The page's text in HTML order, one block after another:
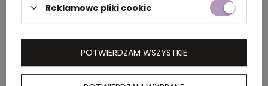
zewnętrznego
(m)
kartonie
1
Reklamowe pliki cookie
POTWIERDZAM WSZYSTKIE